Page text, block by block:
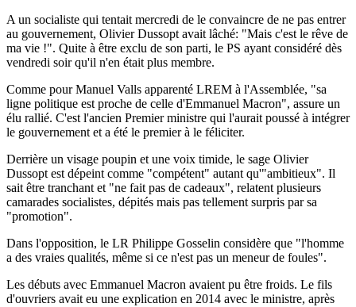
A un socialiste qui tentait mercredi de le convaincre de ne pas entrer
au gouvernement, Olivier Dussopt avait lâché: "Mais c'est le rêve de
ma vie !". Quite à être exclu de son parti, le PS ayant considéré dès
vendredi soir qu'il n'en était plus membre.
Comme pour Manuel Valls apparenté LREM à l'Assemblée, "sa
ligne politique est proche de celle d'Emmanuel Macron", assure un
élu rallié. C'est l'ancien Premier ministre qui l'aurait poussé à intégrer
le gouvernement et a été le premier à le féliciter.
Derrière un visage poupin et une voix timide, le sage Olivier
Dussopt est dépeint comme "compétent" autant qu'"ambitieux". Il
sait être tranchant et "ne fait pas de cadeaux", relatent plusieurs
camarades socialistes, dépités mais pas tellement surpris par sa
"promotion".
Dans l'opposition, le LR Philippe Gosselin considère que "l'homme
a des vraies qualités, même si ce n'est pas un meneur de foules".
Les débuts avec Emmanuel Macron avaient pu être froids. Le fils
d'ouvriers avait eu une explication en 2014 avec le ministre, après